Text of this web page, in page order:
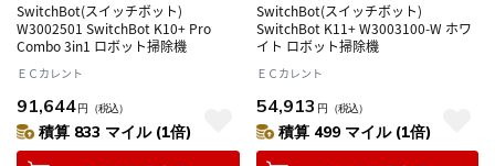
SwitchBot(スイッチボット)
W3002501 SwitchBot K10+ Pro
Combo 3in1 ロボット掃除機
ＥＣカレント
91,644円 （税込）
積算 833 マイル (1倍)
SwitchBot(スイッチボット)
SwitchBot K11+ W3003100-W ホワ
イト ロボット掃除機
ＥＣカレント
54,913 円 （税込）
積算 499 マイル (1倍)